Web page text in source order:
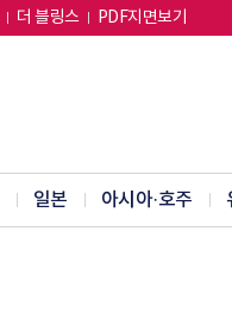
더 블링스 PDF지면보기
일본 아시아·호주